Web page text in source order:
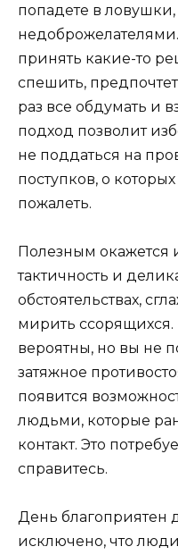
попадете в
принять какие-то
спешить,
раз все обдумать и
подход позволит
не поддаться на
поступков, о
пожалеть.
Полезным окажется
тактичность и
обстоятельствах,
мирить ссорящихся.
вероятны, но вы не
затяжное
появится
людьми, которые
контакт. Это
справитесь.
День благоприятен
исключено, что